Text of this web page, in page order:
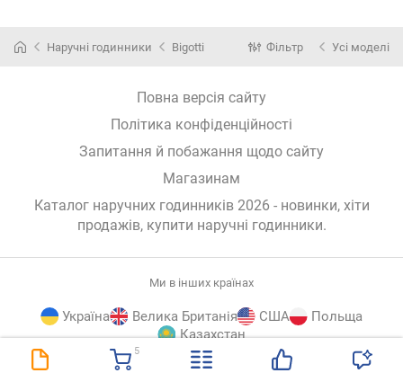
5
Наручні годинники Bigotti Фільтр Усі моделі
Повна версія сайту
Політика конфіденційності
Запитання й побажання щодо сайту
Магазинам
Каталог наручних годинників 2026 - новинки, хіти
продажів, купити наручні годинники.
Ми в інших країнах
Україна Велика Британія США
Польща
Казахстан